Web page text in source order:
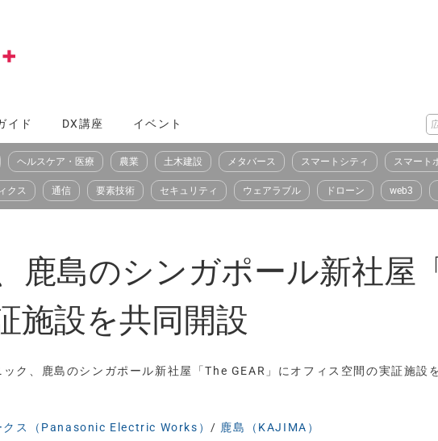
イド DX講座 イベント
ヘルスケア・医療 農業 土木建設 メタバース スマートシティ スマート
クス 通信 要素技術 セキュリティ ウェアラブル ドローン web3
鹿島のシンガポール新社屋
施設を共同開設
ック、鹿島のシンガポール新社屋「The GEAR」にオフィス空間の実証施設
クス（Panasonic Electric Works） / 鹿島（KAJIMA）